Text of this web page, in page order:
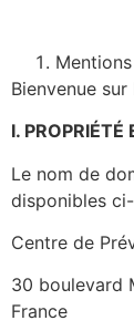
Bienvenue
I.
Le nom de
disponibles
Centre de
30 boulevard
France